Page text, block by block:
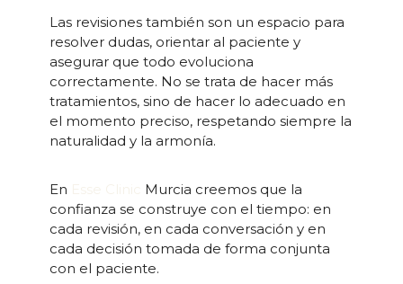
Las revisiones también son un espacio para
resolver dudas, orientar al paciente y
asegurar que todo evoluciona
correctamente. No se trata de hacer más
tratamientos, sino de hacer lo adecuado en
el momento preciso, respetando siempre la
naturalidad y la armonía.
En
Murcia creemos que la
confianza se construye con el tiempo: en
cada revisión, en cada conversación y en
cada decisión tomada de forma conjunta
con el paciente.